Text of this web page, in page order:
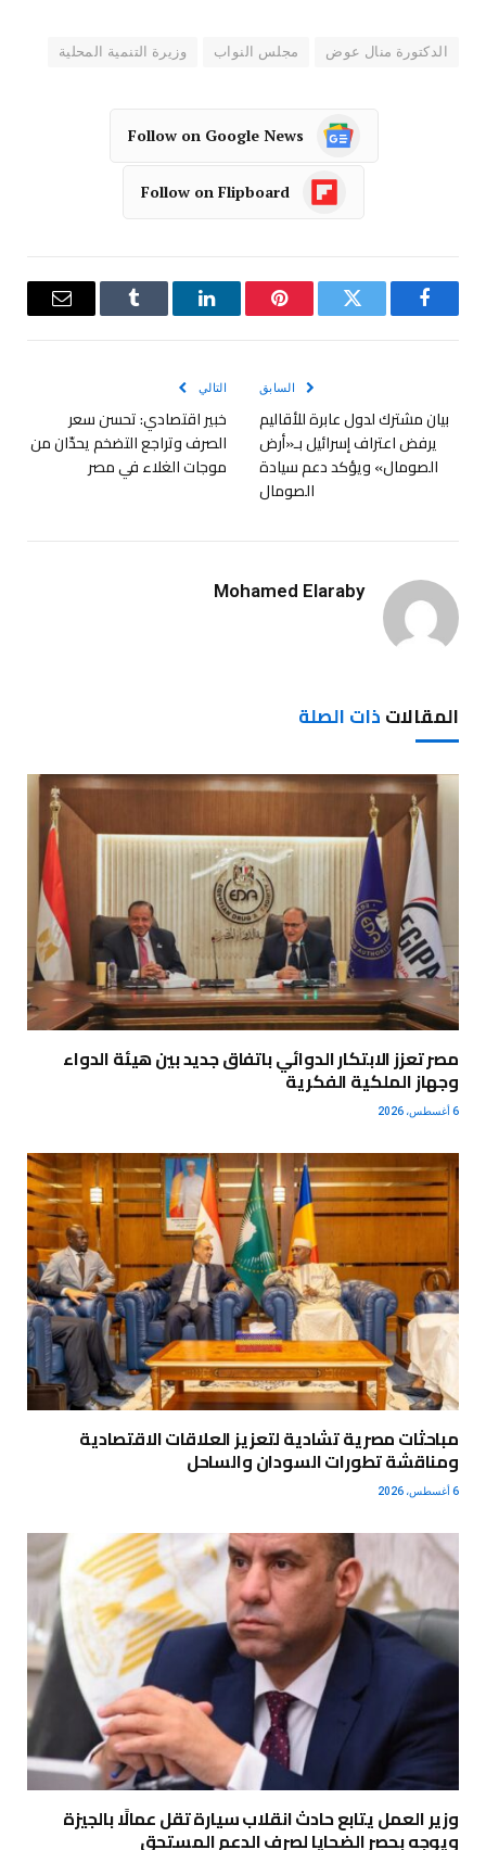
الدكتورة منال عوض مجلس النواب وزيرة التنمية المحلية
Follow on Google News
Follow on Flipboard
فيسبوك تويتر بينتيريستلينكدإن Tumblr
البريد
السابق
بيان مشترك لدول عابرة للأقاليم
يرفض اعتراف إسرائيل بـ«أرض
الصومال» ويؤكد دعم سيادة
الصومال
التالي
خبير اقتصادي: تحسن سعر
الصرف وتراجع التضخم يحدّان من
موجات الغلاء في مصر
Mohamed Elaraby
المقالاتذات الصلة
مصر تعزز الابتكار الدوائي باتفاق جديد بين هيئة الدواء
وجهاز الملكية الفكرية
6 أغسطس، 2026
مباحثات مصرية تشادية لتعزيز العلاقات الاقتصادية
ومناقشة تطورات السودان والساحل
6 أغسطس، 2026
وزير العمل يتابع حادث انقلاب سيارة تقل عمالًا بالجيزة
ويوجه بحصر الضحايا لصرف الدعم المستحق